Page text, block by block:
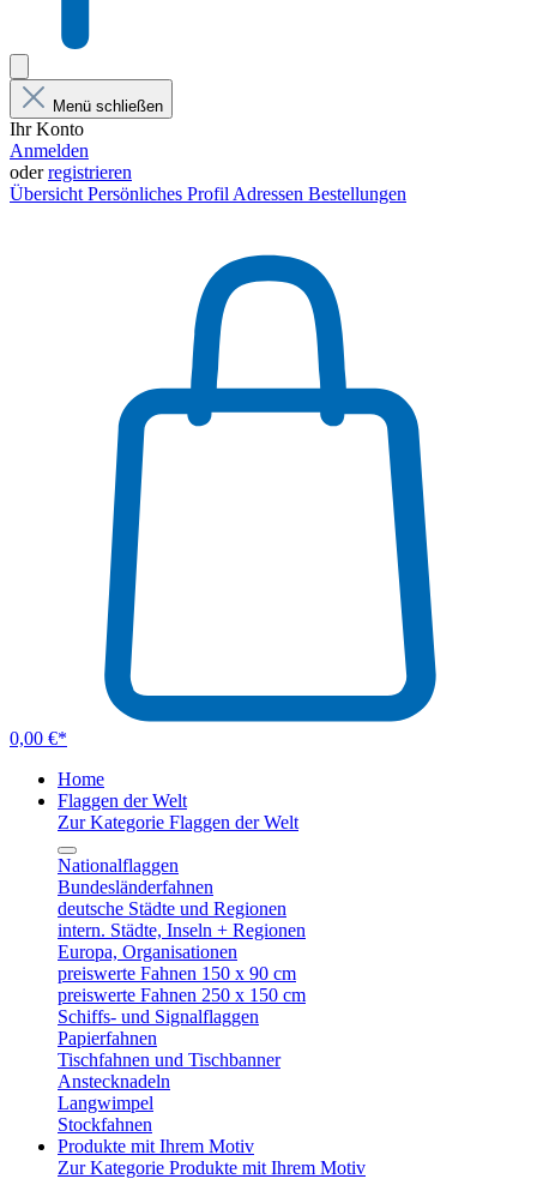
Menü schließen
Ihr Konto
Anmelden
oderregistrieren
Übersicht Persönliches Profil Adressen Bestellungen
0,00 €*
Home
Flaggen der Welt
Zur Kategorie Flaggen der Welt
Nationalflaggen
Bundesländerfahnen
deutsche Städte und Regionen
intern. Städte, Inseln + Regionen
Europa, Organisationen
preiswerte Fahnen 150 x 90 cm
preiswerte Fahnen 250 x 150 cm
Schiffs- und Signalflaggen
Papierfahnen
Tischfahnen und Tischbanner
Anstecknadeln
Langwimpel
Stockfahnen
Produkte mit Ihrem Motiv
Zur Kategorie Produkte mit Ihrem Motiv